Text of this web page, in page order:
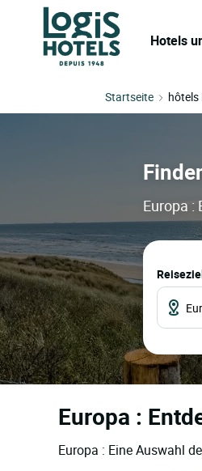
Hotels
Startseite hôtels
Europa :
Europa :
Europa : Eine Auswahl